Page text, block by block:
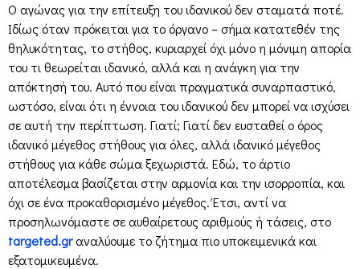
Ο αγώνας για την επίτευξη του ιδανικού δεν σταματά ποτέ.
Ιδίως όταν πρόκειται για το όργανο – σήμα κατατεθέν της
θηλυκότητας, το στήθος, κυριαρχεί όχι μόνο η μόνιμη απορία
του τι θεωρείται ιδανικό, αλλά και η ανάγκη για την
απόκτησή του. Αυτό που είναι πραγματικά συναρπαστικό,
ωστόσο, είναι ότι η έννοια του ιδανικού δεν μπορεί να ισχύσει
σε αυτή την περίπτωση. Γιατί; Γιατί δεν ευσταθεί ο όρος
ιδανικό μέγεθος στήθους για όλες, αλλά ιδανικό μέγεθος
στήθους για κάθε σώμα ξεχωριστά. Εδώ, το άρτιο
αποτέλεσμα βασίζεται στην αρμονία και την ισορροπία, και
όχι σε ένα προκαθορισμένο μέγεθος. Έτσι, αντί να
προσηλωνόμαστε σε αυθαίρετους αριθμούς ή τάσεις, στο
targeted.grαναλύουμε το ζήτημα πιο υποκειμενικά και
εξατομικευμένα.